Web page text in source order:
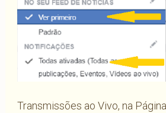
Transmissões ao Vivo, na Página